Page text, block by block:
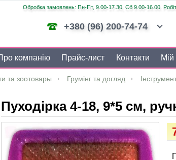
Обробка замовлень: Пн-Пт, 9.00-17.30, Сб 9.00-16.00.
+380 (96) 200-74-74
компанію Прайс-лист Контакти Мій
та зоотовары Грумінг та догляд
Пуходірка 4-18, 9*5 см,